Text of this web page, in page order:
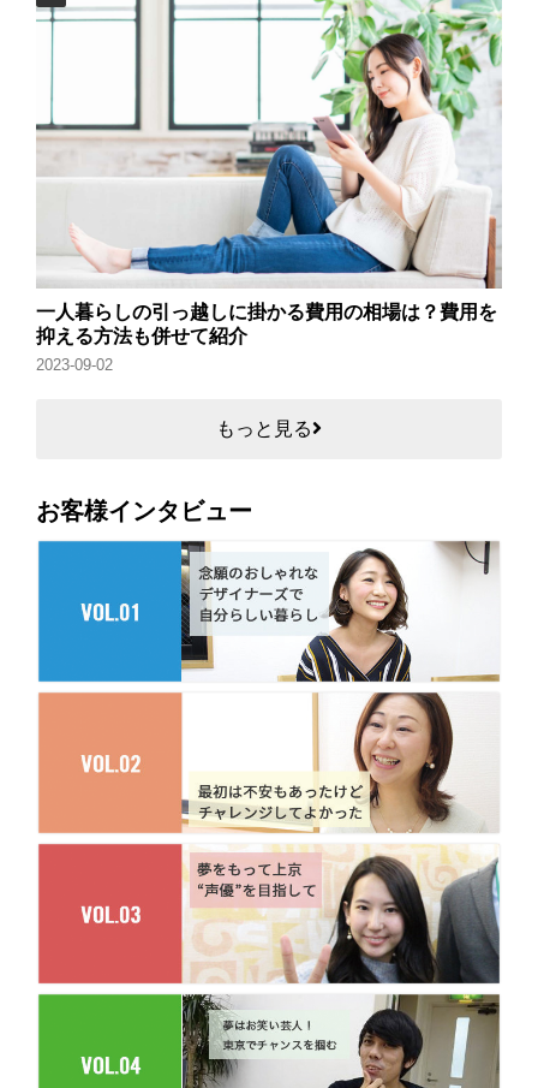
一人暮らしの引っ越しに掛かる費用の相場は？費用を
抑える方法も併せて紹介
2023-09-02
もっと見る
お客様インタビュー